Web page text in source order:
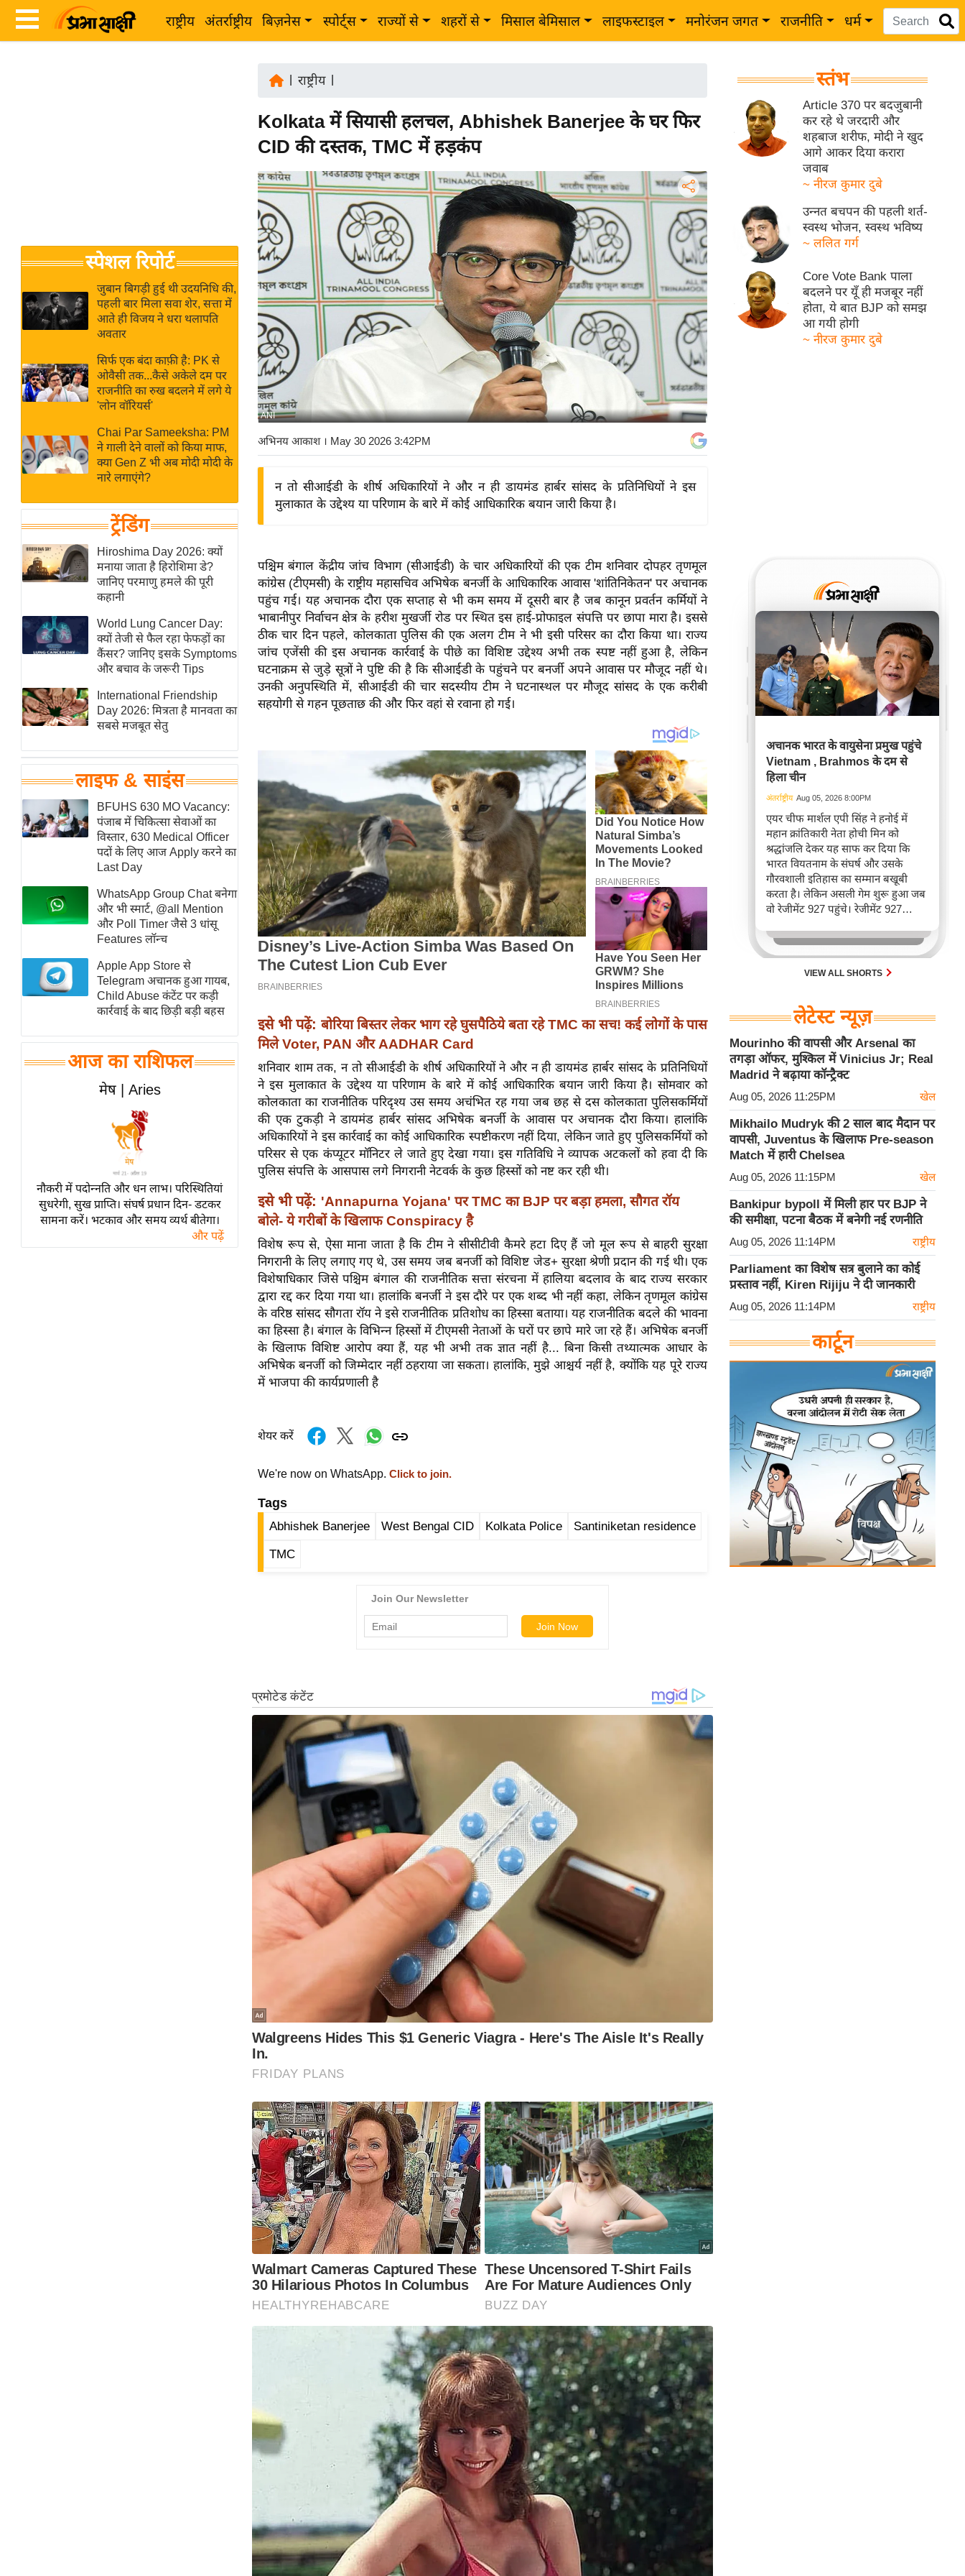
राष्ट्रीय अंतर्राष्ट्रीय बिज़नेस स्पोर्ट्स राज्यों से शहरों से मिसाल बेमिसाल लाइफस्टाइल मनोरंजन जगत राजनीति धर्म
Breaking
News in
Hindi
Hindi
Hindi
जगत
राय
बजट
क्रिकेट
IPL
ई-पेपर
मिसाल बेमिसाल
यंग इंडिया
साहित्य जगत
ऑटो वर्ल्ड
न्यूज ब्रीफ
बॉलीवुड
हॉलीवुड
फिल्म समीक्षा
Breaking
News
टेक्नॉलॉजी
ब्यूटी/फैशन
घरेलू नुस्खे
पर्यटन स्थल
फिटनेस मंत्रा
रिलेशनशिप
राजनीति
विश्लेषण
समसामयिक
मातृभूमि
स्तंभ
आई.
चाय पर
समीक्षा
धर्मस्थल
व्रत
स्पेशल रिपोर्ट
जुबान बिगड़ी हुई थी उदयनिधि की,
पहली बार मिला सवा शेर, सत्ता में
आते ही विजय ने धरा थलापति
अवतार
सिर्फ एक बंदा काफ़ी है: PK से
ओवैसी तक...कैसे अकेले दम पर
राजनीति का रुख बदलने में लगे ये
'लोन वॉरियर्स'
Chai Par Sameeksha: PM
ने गाली देने वालों को किया माफ,
क्या Gen Z भी अब मोदी मोदी के
नारे लगाएंगे?
ट्रेंडिंग
Hiroshima Day 2026: क्यों
मनाया जाता है हिरोशिमा डे?
जानिए परमाणु हमले की पूरी
कहानी
World Lung Cancer Day:
क्यों तेजी से फैल रहा फेफड़ों का
कैंसर? जानिए इसके Symptoms
और बचाव के जरूरी Tips
International Friendship
Day 2026: मित्रता है मानवता का
सबसे मजबूत सेतु
लाइफ & साइंस
BFUHS 630 MO Vacancy:
पंजाब में चिकित्सा सेवाओं का
विस्तार, 630 Medical Officer
पदों के लिए आज Apply करने का
Last Day
WhatsApp Group Chat बनेगा
और भी स्मार्ट, @all Mention
और Poll Timer जैसे 3 धांसू
Features लॉन्च
Apple App Store से
Telegram अचानक हुआ गायब,
Child Abuse कंटेंट पर कड़ी
कार्रवाई के बाद छिड़ी बड़ी बहस
आज का राशिफल
मेष | Aries
नौकरी में पदोन्नति और धन लाभ। परिस्थितियां
सुधरेगी, सुख प्राप्ति। संघर्ष प्रधान दिन- डटकर
सामना करें। भटकाव और समय व्यर्थ बीतेगा।
और पढ़ें
राष्ट्रीय|
Kolkata में सियासी हलचल, Abhishek Banerjee के घर फिर
CID की दस्तक, TMC में हड़कंप
ANI
अभिनय आकाश। May 30 2026 3:42PM
न तो सीआईडी ​​के शीर्ष अधिकारियों ने और न ही डायमंड हार्बर सांसद के प्रतिनिधियों ने इस
मुलाकात के उद्देश्य या परिणाम के बारे में कोई आधिकारिक बयान जारी किया है।
पश्चिम बंगाल केंद्रीय जांच विभाग (सीआईडी) के चार अधिकारियों की एक टीम शनिवार दोपहर तृणमूल
कांग्रेस (टीएमसी) के राष्ट्रीय महासचिव अभिषेक बनर्जी के आधिकारिक आवास 'शांतिनिकेतन' पर अचानक
पहुंच गई। यह अचानक दौरा एक सप्ताह से भी कम समय में दूसरी बार है जब कानून प्रवर्तन कर्मियों ने
भाबानीपुर निर्वाचन क्षेत्र के हरीश मुखर्जी रोड पर स्थित इस हाई-प्रोफाइल संपत्ति पर छापा मारा है। इससे
ठीक चार दिन पहले, कोलकाता पुलिस की एक अलग टीम ने भी इसी परिसर का दौरा किया था। राज्य
जांच एजेंसी की इस अचानक कार्रवाई के पीछे का विशिष्ट उद्देश्य अभी तक स्पष्ट नहीं हुआ है, लेकिन
घटनाक्रम से जुड़े सूत्रों ने पुष्टि की है कि सीआईडी ​​के पहुंचने पर बनर्जी अपने आवास पर मौजूद नहीं थे।
उनकी अनुपस्थिति में, सीआईडी ​​की चार सदस्यीय टीम ने घटनास्थल पर मौजूद सांसद के एक करीबी
सहयोगी से गहन पूछताछ की और फिर वहां से रवाना हो गई।
इसे भी पढ़ें: बोरिया बिस्तर लेकर भाग रहे घुसपैठिये बता रहे TMC का सच! कई लोगों के पास
मिले Voter, PAN और AADHAR Card
शनिवार शाम तक, न तो सीआईडी ​​के शीर्ष अधिकारियों ने और न ही डायमंड हार्बर सांसद के प्रतिनिधियों
ने इस मुलाकात के उद्देश्य या परिणाम के बारे में कोई आधिकारिक बयान जारी किया है। सोमवार को
कोलकाता का राजनीतिक परिदृश्य उस समय अचंभित रह गया जब छह से दस कोलकाता पुलिसकर्मियों
की एक टुकड़ी ने डायमंड हार्बर सांसद अभिषेक बनर्जी के आवास पर अचानक दौरा किया। हालांकि
अधिकारियों ने इस कार्रवाई का कोई आधिकारिक स्पष्टीकरण नहीं दिया, लेकिन जाते हुए पुलिसकर्मियों को
परिसर से एक कंप्यूटर मॉनिटर ले जाते हुए देखा गया। इस गतिविधि ने व्यापक अटकलों को हवा दी कि
पुलिस संपत्ति के आसपास लगे निगरानी नेटवर्क के कुछ हिस्सों को नष्ट कर रही थी।
इसे भी पढ़ें: 'Annapurna Yojana' पर TMC का BJP पर बड़ा हमला, सौगत रॉय
बोले- ये गरीबों के खिलाफ Conspiracy है
विशेष रूप से, ऐसा माना जाता है कि टीम ने सीसीटीवी कैमरे हटा दिए हैं जो मूल रूप से बाहरी सुरक्षा
निगरानी के लिए लगाए गए थे, उस समय जब बनर्जी को विशिष्ट जेड+ सुरक्षा श्रेणी प्रदान की गई थी। एक
विशेषाधिकार जिसे पश्चिम बंगाल की राजनीतिक सत्ता संरचना में हालिया बदलाव के बाद राज्य सरकार
द्वारा रद्द कर दिया गया था। हालांकि बनर्जी ने इस दौरे पर एक शब्द भी नहीं कहा, लेकिन तृणमूल कांग्रेस
के वरिष्ठ सांसद सौगता रॉय ने इसे राजनीतिक प्रतिशोध का हिस्सा बताया। यह राजनीतिक बदले की भावना
का हिस्सा है। बंगाल के विभिन्न हिस्सों में टीएमसी नेताओं के घरों पर छापे मारे जा रहे हैं। अभिषेक बनर्जी
के खिलाफ विशिष्ट आरोप क्या हैं, यह भी अभी तक ज्ञात नहीं है... बिना किसी तथ्यात्मक आधार के
अभिषेक बनर्जी को जिम्मेदार नहीं ठहराया जा सकता। हालांकि, मुझे आश्चर्य नहीं है, क्योंकि यह पूरे राज्य
में भाजपा की कार्यप्रणाली है
शेयर करें
We're now on WhatsApp. Click to join.
Tags
Abhishek Banerjee West Bengal CID Kolkata Police Santiniketan residence
TMC
स्तंभ
Article 370 पर बदजुबानी
कर रहे थे जरदारी और
शहबाज शरीफ, मोदी ने खुद
आगे आकर दिया करारा
जवाब
~ नीरज कुमार दुबे
उन्नत बचपन की पहली शर्त-
स्वस्थ भोजन, स्वस्थ भविष्य
~ ललित गर्ग
Core Vote Bank पाला
बदलने पर यूँ ही मजबूर नहीं
होता, ये बात BJP को समझ
आ गयी होगी
~ नीरज कुमार दुबे
अचानक भारत के वायुसेना प्रमुख पहुंचे
Vietnam , Brahmos के दम से
हिला चीन
अंतर्राष्ट्रीय Aug 05, 2026 8:00PM
एयर चीफ मार्शल एपी सिंह ने हनोई में
महान क्रांतिकारी नेता होची मिन को
श्रद्धांजलि देकर यह साफ कर दिया कि
भारत वियतनाम के संघर्ष और उसके
गौरवशाली इतिहास का सम्मान बखूबी
करता है। लेकिन असली गेम शुरू हुआ जब
वो रेजीमेंट 927 पहुंचे। रेजीमेंट 927
एयर चीफ ने सीधे वियतनामी फाइटर
पायलट से बातचीत की। वियतनाम भी सुई
30 एम के भी उड़ाता है और भारत के पास
VIEW ALL SHORTS
लेटेस्ट न्यूज़
Mourinho की वापसी और Arsenal का
तगड़ा ऑफर, मुश्किल में Vinicius Jr; Real
Madrid ने बढ़ाया कॉन्ट्रैक्ट
Aug 05, 2026 11:25PM खेल
Mikhailo Mudryk की 2 साल बाद मैदान पर
वापसी, Juventus के खिलाफ Pre-season
Match में हारी Chelsea
Aug 05, 2026 11:15PM खेल
Bankipur bypoll में मिली हार पर BJP ने
की समीक्षा, पटना बैठक में बनेगी नई रणनीति
Aug 05, 2026 11:14PM राष्ट्रीय
Parliament का विशेष सत्र बुलाने का कोई
प्रस्ताव नहीं, Kiren Rijiju ने दी जानकारी
Aug 05, 2026 11:14PM राष्ट्रीय
कार्टून